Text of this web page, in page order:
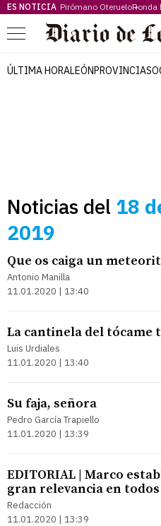
ES NOTICIA Pirómano OterueloRonda
Menú
ÚLTIMA HORALEÓNPROVINCIA
Noticias del 18
2019
Que os caiga un
Antonio Manilla
11.01.2020 | 13:40
La cantinela del tócame
Luis Urdiales
11.01.2020 | 13:40
Su faja, señora
Pedro García Trapiello
11.01.2020 | 13:39
EDITORIAL | Marco
gran relevancia en
Redacción
11.01.2020 | 13:39